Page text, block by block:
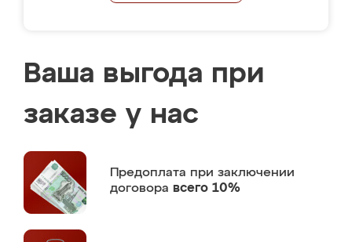
Ваша выгода при
заказе у нас
Предоплата при заключении
договора всего 10%